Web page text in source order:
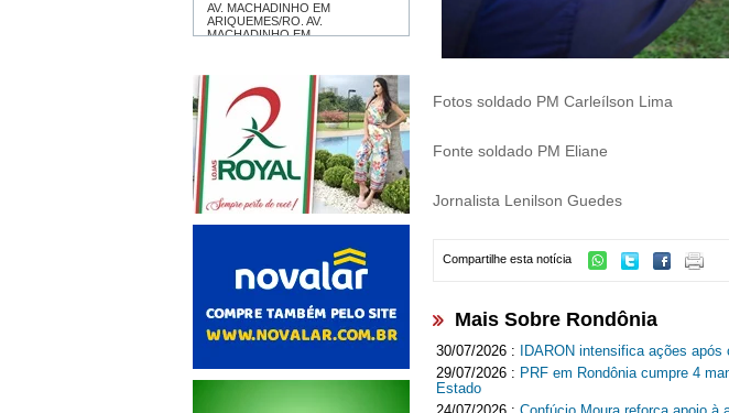
Fotos soldado PM Carleílson Lima
Fonte soldado PM Eliane
Jornalista Lenilson Guedes
Compartilhe esta notícia
Mais Sobre Rondônia
30/07/2026 :
IDARON intensifica ações
29/07/2026 : PRF em Rondônia cumpre 4
Estado